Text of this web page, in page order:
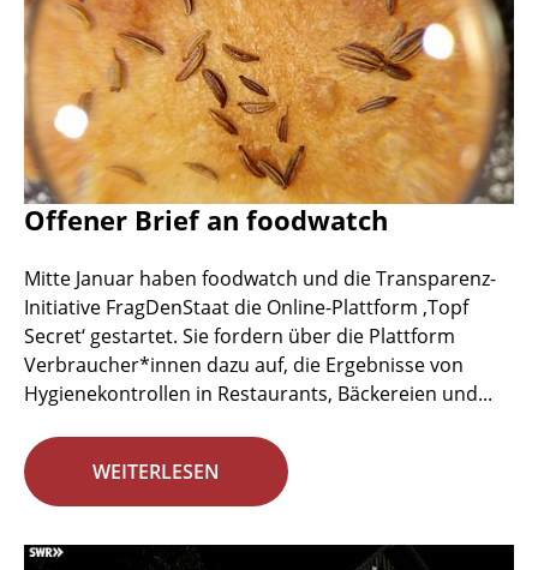
Offener Brief an foodwatch
Mitte Januar haben foodwatch und die Transparenz-
Initiative FragDenStaat die Online-Plattform ‚Topf
Secret‘ gestartet. Sie fordern über die Plattform
Verbraucher*innen dazu auf, die Ergebnisse von
Hygienekontrollen in Restaurants, Bäckereien und...
WEITERLESEN